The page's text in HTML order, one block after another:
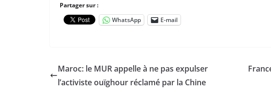
Partager sur :
WhatsApp
E-mail
Maroc: le MUR appelle à ne pas expulser
l’activiste ouïghour réclamé par la Chine